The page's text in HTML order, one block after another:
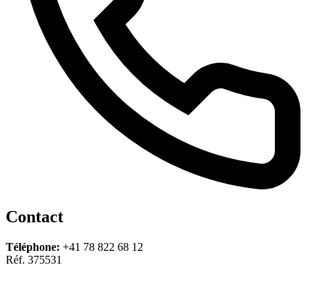
Contact
Téléphone: +41 78 822 68 12
Réf. 375531